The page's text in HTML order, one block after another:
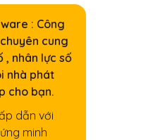
: Công
cung
, nhân lực số
nhà phát
cho bạn.
dẫn với
minh